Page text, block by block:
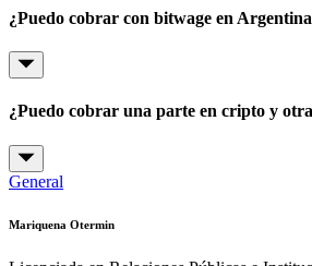
¿Puedo cobrar con bitwage en
¿Puedo cobrar una parte en cripto y
General
Mariquena Otermin